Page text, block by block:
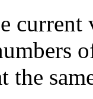
the